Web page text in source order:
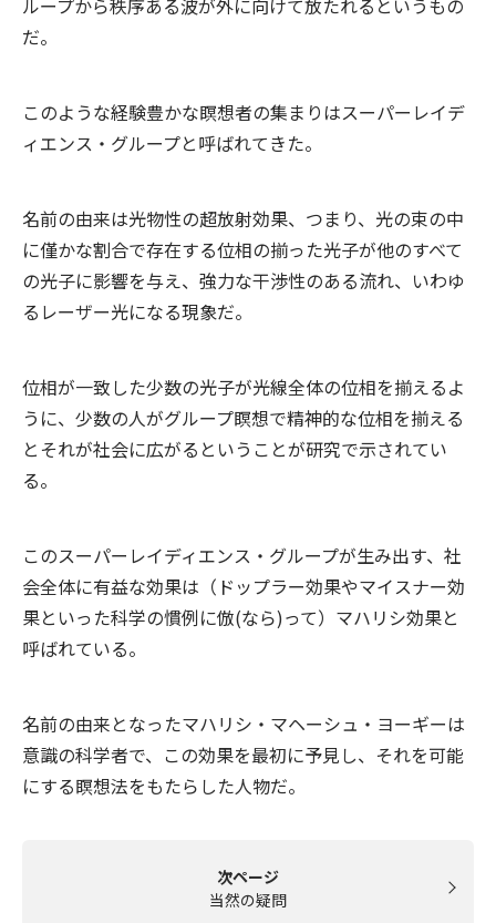
ループから秩序ある波が外に向けて放たれるというもの
だ。
このような経験豊かな瞑想者の集まりはスーパーレイデ
ィエンス・グループと呼ばれてきた。
名前の由来は光物性の超放射効果、つまり、光の束の中
に僅かな割合で存在する位相の揃った光子が他のすべて
の光子に影響を与え、強力な干渉性のある流れ、いわゆ
るレーザー光になる現象だ。
位相が一致した少数の光子が光線全体の位相を揃えるよ
うに、少数の人がグループ瞑想で精神的な位相を揃える
とそれが社会に広がるということが研究で示されてい
る。
このスーパーレイディエンス・グループが生み出す、社
会全体に有益な効果は（ドップラー効果やマイスナー効
果といった科学の慣例に倣(なら)って）マハリシ効果と
呼ばれている。
名前の由来となったマハリシ・マヘーシュ・ヨーギーは
意識の科学者で、この効果を最初に予見し、それを可能
にする瞑想法をもたらした人物だ。
次ページ
当然の疑問